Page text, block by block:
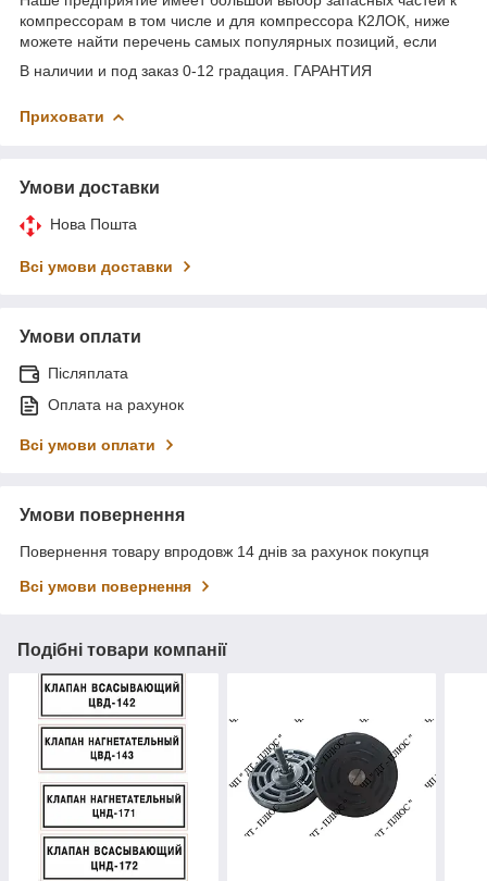
компрессорам в том числе и для компрессора К2ЛОК, ниже
можете найти перечень самых популярных позиций, если
В наличии и под заказ 0-12 градация. ГАРАНТИЯ
Приховати
Умови доставки
Нова Пошта
Всі умови доставки
Умови оплати
Післяплата
Оплата на рахунок
Всі умови оплати
Умови повернення
Повернення товару впродовж 14 днів за рахунок покупця
Всі умови повернення
Подібні товари компанії